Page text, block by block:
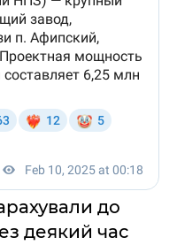
до
деякий час